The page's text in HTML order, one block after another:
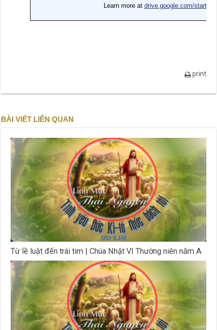
print
BÀI VIẾT LIÊN QUAN
Từ lề luật đến trái tim | Chúa Nhật VI Thường niên năm A